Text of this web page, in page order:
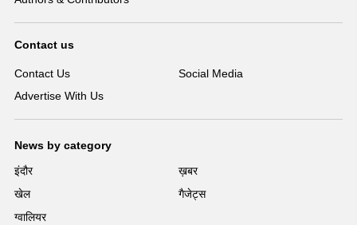
Contact us
Contact Us
Social Media
Advertise With Us
News by category
इंदौर
ख़बर
खेल
गैजेट्स
ग्वालियर